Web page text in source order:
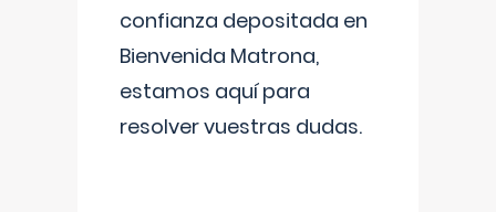
confianza depositada en
Bienvenida Matrona,
estamos aquí para
resolver vuestras dudas.